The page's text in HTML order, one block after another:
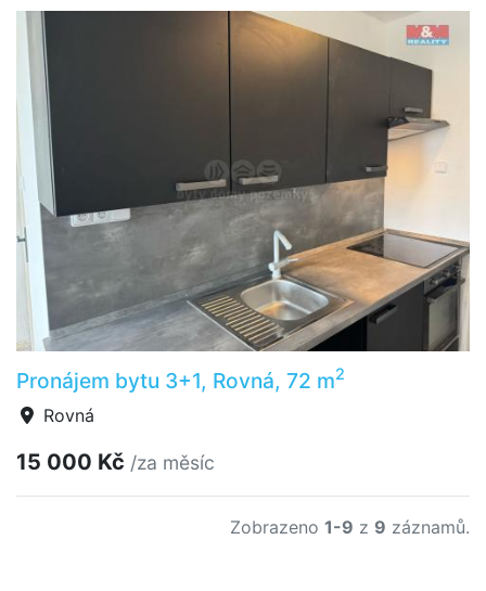
Pronájem bytu 3+1, Rovná, 72 m2
Rovná
15 000 Kč /za měsíc
Zobrazeno 1-9 z 9 záznamů.